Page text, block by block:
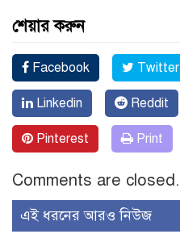
শেয়ার করুন
Facebook Twitter
Linkedin Reddit
Pinterest Print
Comments are closed.
এই ধরনের আরও নিউজ